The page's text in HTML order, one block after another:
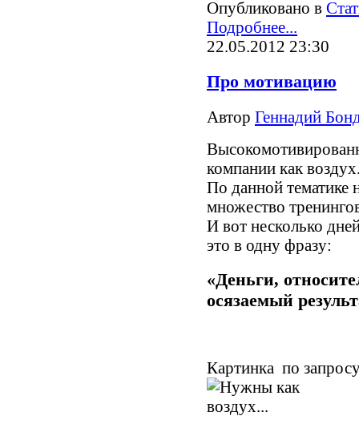
Опубликовано в
Подробнее...
22.05.2012 23:30
Про мотивацию
Автор Геннадий
компании как
По данной тематике
множество
И вот несколько
это в одну фразу:
«Деньги,
осязаемый
Картинка по